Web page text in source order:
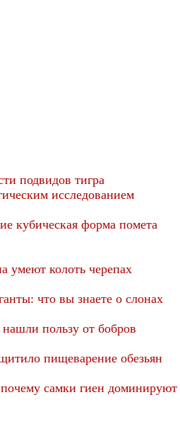
подвидов тигра
исследованием
кубическая форма помета
умеют колоть черепах
что вы знаете о слонах
пользу от бобров
пищеварение обезьян
самки гиен доминируют